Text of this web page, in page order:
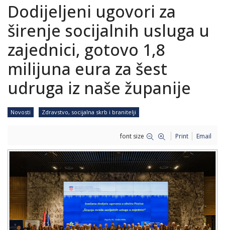
Dodijeljeni ugovori za
širenje socijalnih usluga u
zajednici, gotovo 1,8
milijuna eura za šest
udruga iz naše županije
Novosti Zdravstvo, socijalna skrb i branitelji
font size Print Email